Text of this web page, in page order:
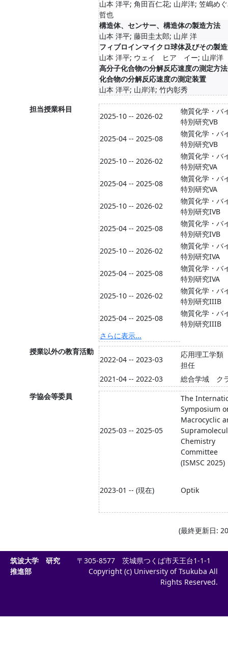
山本 洋平; 角田百仁花; 山岸洋; 笠嶋め
哲也
構造体、センサー、構造体の製造方法
山本 洋平; 藤田圭太郎; 山岸 洋
フィブロインマイクロ球体及びその製
山本 洋平; ウェイ ヒア イー; 山岸洋
高分子化合物の分解反応速度の測定方
化合物の分解反応速度の測定装置
山本 洋平; 山岸洋; 竹内彰秀
担当授業科目
2025-10 -- 2026-02
物質化学・バ
特別研究VB
2025-04 -- 2025-08
物質化学・バ
特別研究VB
2025-10 -- 2026-02
物質化学・バ
特別研究VA
2025-04 -- 2025-08
物質化学・バ
特別研究VA
2025-10 -- 2026-02
物質化学・バ
特別研究IVB
2025-04 -- 2025-08
物質化学・バ
特別研究IVB
2025-10 -- 2026-02
物質化学・バ
特別研究IVA
2025-04 -- 2025-08
物質化学・バ
特別研究IVA
2025-10 -- 2026-02
物質化学・バ
特別研究IIIB
2025-04 -- 2025-08
物質化学・バ
特別研究IIIB
さらに表示...
授業以外の教育活動
2022-04 -- 2023-03
応用理工学
担任
2021-04 -- 2022-03
総合学域 ク
学協会等委員
2025-03 -- 2025-05
The
Symposium
Macrocyclic
Chemistry
Committee
(ISMSC 2025)
2023-01 -- (現在) Optik
(最終更新日:
筑波大学 研究
推進部
〒305-8577 茨城県つくば市天王台1-1-1
Copyright (c) University of Tsukuba All
Rights Reserved.